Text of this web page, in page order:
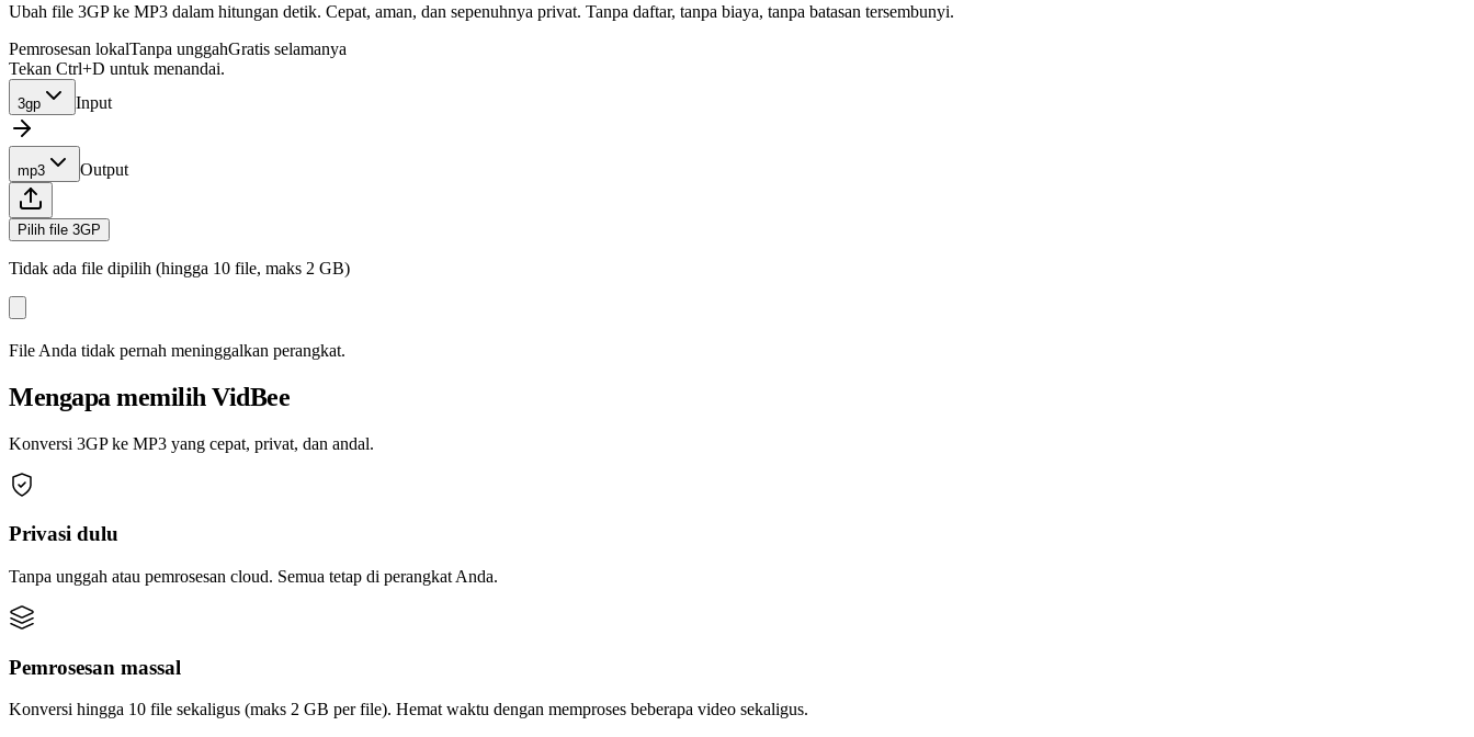
Ubah file 3GP ke MP3 dalam hitungan detik. Cepat, aman, dan sepenuhnya privat. Tanpa daftar, tanpa biaya, tanpa batasan tersembunyi.
Pemrosesan lokalTanpa unggahGratis selamanya
Tekan Ctrl+D untuk menandai.
3gp Input
mp3 Output
Pilih file 3GP
Tidak ada file dipilih (hingga 10 file, maks 2 GB)
File Anda tidak pernah meninggalkan perangkat.
Mengapa memilih VidBee
Konversi 3GP ke MP3 yang cepat, privat, dan andal.
Privasi dulu
Tanpa unggah atau pemrosesan cloud. Semua tetap di perangkat Anda.
Pemrosesan massal
Konversi hingga 10 file sekaligus (maks 2 GB per file). Hemat waktu dengan memproses beberapa video sekaligus.